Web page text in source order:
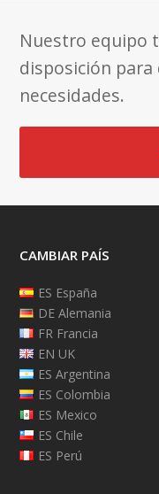
Nuestro equipo
disposición
necesidades.
CAMBIAR PAÍS
ES España
DE Alemania
FR Francia
EN UK
ES Argentina
ES Colombia
ES Mexico
ES Chile
ES Perú